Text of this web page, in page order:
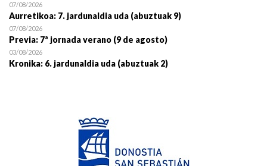
07/08/2026
Aurretikoa: 7. jardunaldia uda (abuztuak 9)
07/08/2026
Previa: 7ª jornada verano (9 de agosto)
03/08/2026
Kronika: 6. jardunaldia uda (abuztuak 2)